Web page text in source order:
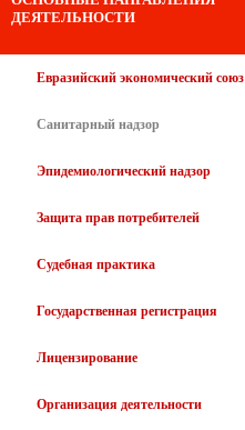
ДЕЯТЕЛЬНОСТИ
Евразийский экономический союз
Санитарный надзор
Эпидемиологический надзор
Защита прав потребителей
Судебная практика
Государственная регистрация
Лицензирование
Организация деятельности